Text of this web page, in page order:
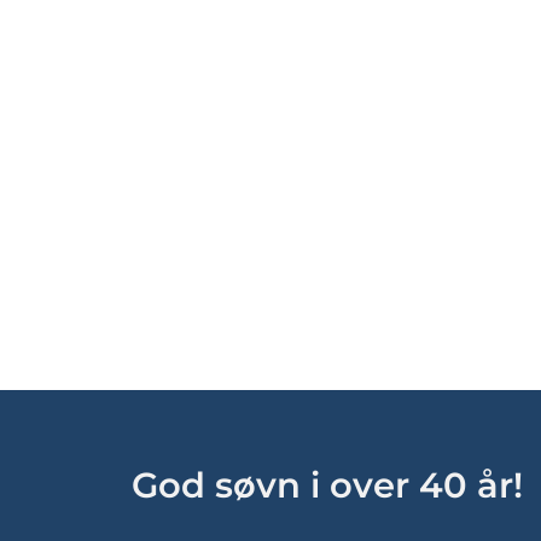
God søvn i over 40 år!